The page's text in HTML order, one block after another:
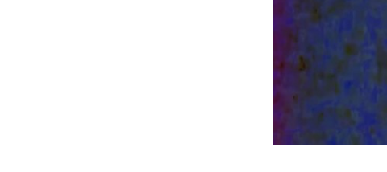
Mawena Yehouessi, Sol In the Dark (Still), 2022 © Mawena Yehouessi